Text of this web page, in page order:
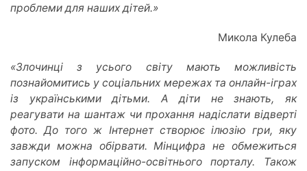
проблеми для наших дітей.»
Микола Кулеба
«Злочинці з усього світу мають можливість
познайомитись у соціальних мережах та онлайн-іграх
із українськими дітьми. А діти не знають, як
реагувати на шантаж чи прохання надіслати відверті
фото. До того ж Інтернет створює ілюзію гри, яку
завжди можна обірвати. Мінцифра не обмежиться
запуском інформаційно-освітнього порталу. Також